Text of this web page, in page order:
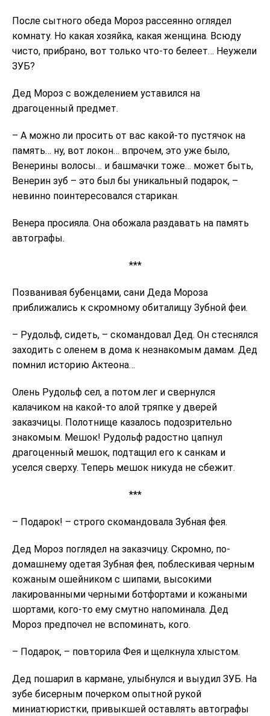
После сытного обеда Мороз рассеянно оглядел
комнату. Но какая хозяйка, какая женщина. Всюду
чисто, прибрано, вот только что-то белеет… Неужели
ЗУБ?
Дед Мороз с вожделением уставился на
драгоценный предмет.
– А можно ли просить от вас какой-то пустячок на
память… ну, вот локон… впрочем, это уже было,
Венерины волосы… и башмачки тоже… может быть,
Венерин зуб – это был бы уникальный подарок, –
невинно поинтересовался старикан.
Венера просияла. Она обожала раздавать на память
автографы.
***
Позванивая бубенцами, сани Деда Мороза
приближались к скромному обиталищу Зубной феи.
– Рудольф, сидеть, – скомандовал Дед. Он стеснялся
заходить с оленем в дома к незнакомым дамам. Дед
помнил историю Актеона…
Олень Рудольф сел, а потом лег и свернулся
калачиком на какой-то алой тряпке у дверей
заказчицы. Полотнище казалось подозрительно
знакомым. Мешок! Рудольф радостно цапнул
драгоценный мешок, подтащил его к санкам и
уселся сверху. Теперь мешок никуда не сбежит.
***
– Подарок! – строго скомандовала Зубная фея.
Дед Мороз поглядел на заказчицу. Скромно, по-
домашнему одетая Зубная фея, поблескивая черным
кожаным ошейником с шипами, высокими
лакированными черными ботфортами и кожаными
шортами, кого-то ему смутно напоминала. Дед
Мороз предпочел не вспоминать, кого.
– Подарок, – повторила Фея и щелкнула хлыстом.
Дед пошарил в кармане, улыбнулся и выудил ЗУБ. На
зубе бисерным почерком опытной рукой
миниатюристки, привыкшей оставлять автографы